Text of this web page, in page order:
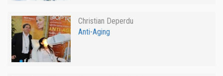
Christian Deperdu
Anti-Aging